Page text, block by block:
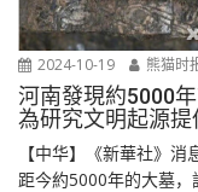
2024-10-19 熊猫时
河南發現約5000
為研究文明起源提
【中华】《新華社》
距今約5000年的大墓，